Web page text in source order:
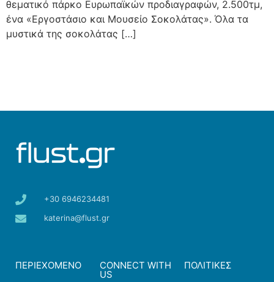
θεματικό πάρκο Ευρωπαϊκών προδιαγραφών, 2.500τμ,
ένα «Εργοστάσιο και Μουσείο Σοκολάτας». Όλα τα
μυστικά της σοκολάτας […]
+30 6946234481
katerina@flust.gr
ΠΕΡΙΕΧΟΜΕΝΟ CONNECT WITH
US
ΠΟΛΙΤΙΚΕΣ